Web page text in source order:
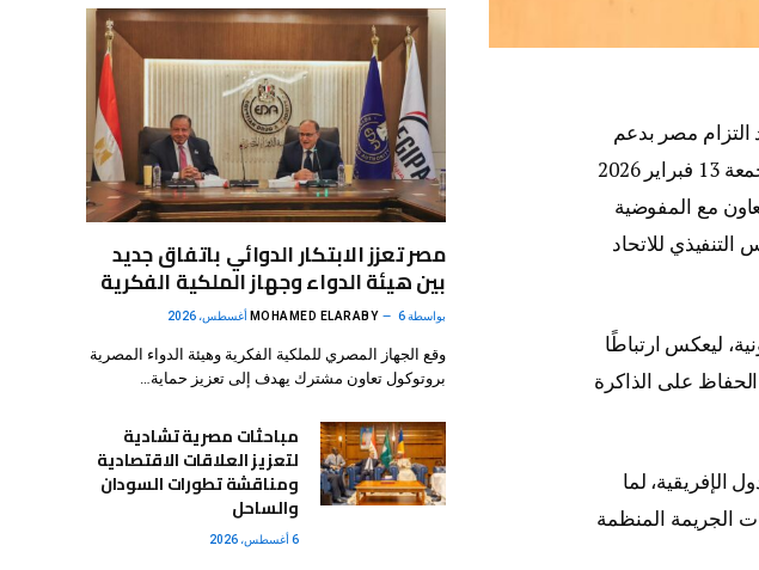
التزام مصر بدعم
الجهود الإفريقية الرامية إلى استرداد الممتلكات الثقافية، وذلك خلال مشاركته يوم الجمعة 13 فبراير 2026
مع المفوضية
للاتحاد
ليعكس ارتباطًا
الحفاظ على الذاكرة
الإفريقية، لما
الجريمة المنظمة
مصر تعزز الابتكار الدوائي باتفاق جديد
بين هيئة الدواء وجهاز الملكية الفكرية
بواسطة MOHAMED ELARABY 6 أغسطس، 2026
وقع الجهاز المصري للملكية الفكرية وهيئة الدواء المصرية
بروتوكول تعاون مشترك يهدف إلى تعزيز حماية…
مباحثات مصرية تشادية
لتعزيز العلاقات الاقتصادية
ومناقشة تطورات السودان
والساحل
6 أغسطس، 2026